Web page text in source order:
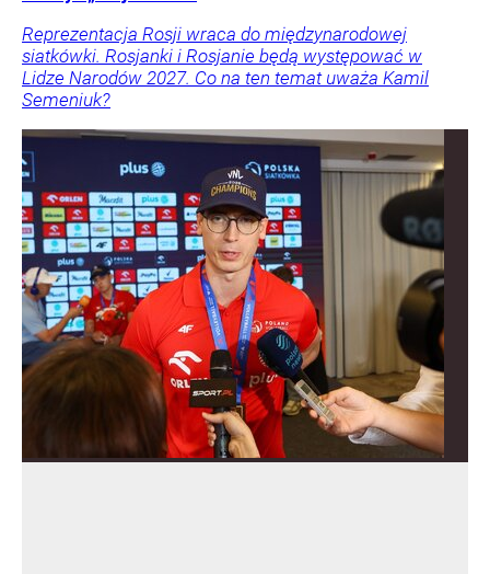
Reprezentacja Rosji wraca do międzynarodowej
siatkówki. Rosjanki i Rosjanie będą występować w
Lidze Narodów 2027. Co na ten temat uważa Kamil
Semeniuk?